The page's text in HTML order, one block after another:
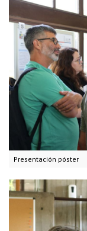
Presentación póster